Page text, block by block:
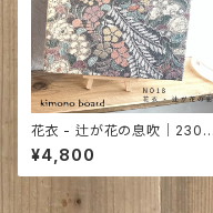
花衣 - 辻が花の息吹｜230
230㎜ ア）17㎜
¥4,800